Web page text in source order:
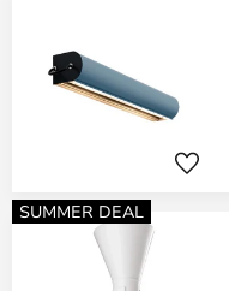
SUMMER DEAL